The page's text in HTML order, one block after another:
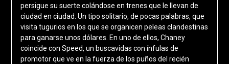
persigue su suerte colándose en trenes que le llevan de
ciudad en ciudad. Un tipo solitario, de pocas palabras, que
visita tugurios en los que se organicen peleas clandestinas
para ganarse unos dólares. En uno de ellos, Chaney
coincide con Speed, un buscavidas con ínfulas de
promotor que ve en la fuerza de los puños del recién